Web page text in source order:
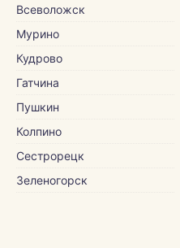
Всеволожск
Мурино
Кудрово
Гатчина
Пушкин
Колпино
Сестрорецк
Зеленогорск